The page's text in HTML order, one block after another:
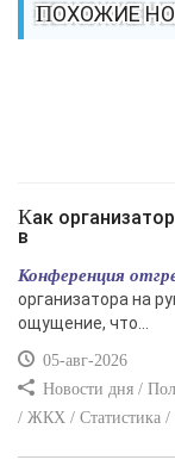
ПОХОЖИЕ
Как организатору конференции превратить доклады
в
Конференция
организатора на
ощущение, что...
05-авг-2026
Новости дня /
/ ЖКХ / Статистика /